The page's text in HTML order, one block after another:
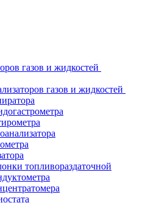
газов и жидкостей
газов и жидкостей
топливораздаточной